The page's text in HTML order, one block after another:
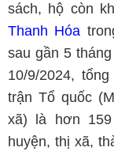
sách, hộ còn
Thanh Hóa
sau gần 5
10/9/2024,
trận Tổ quốc
xã) là hơn
huyện, thị xã,